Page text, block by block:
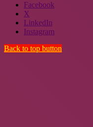
Facebook
X
LinkedIn
Instagram
Back to top button